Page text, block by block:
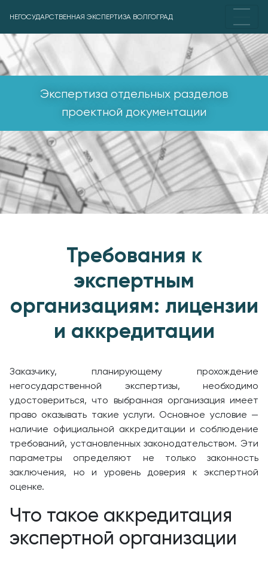
НЕГОСУДАРСТВЕННАЯ ЭКСПЕРТИЗА ВОЛГОГРАД
Экспертиза отдельных разделов
проектной документации
Требования к
экспертным
организациям: лицензии
и аккредитации
Заказчику, планирующему прохождение
негосударственной экспертизы, необходимо
удостовериться, что выбранная организация имеет
право оказывать такие услуги. Основное условие —
наличие официальной аккредитации и соблюдение
требований, установленных законодательством. Эти
параметры определяют не только законность
заключения, но и уровень доверия к экспертной
оценке.
Что такое аккредитация
экспертной организации